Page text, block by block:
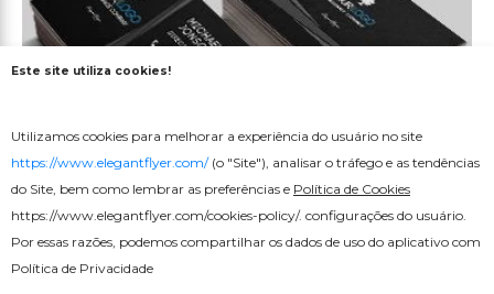
Premium
Companhia de Seguros
Este site utiliza cookies!
Utilizamos cookies para melhorar a experiência do usuário no site
https://www.elegantflyer.com/(o "Site"), analisar o tráfego e as tendências
do Site, bem como lembrar as preferências e Política de Cookies
https://www.elegantflyer.com/cookies-policy/. configurações do usuário.
Por essas razões, podemos compartilhar os dados de uso do aplicativo com
Política de Privacidade